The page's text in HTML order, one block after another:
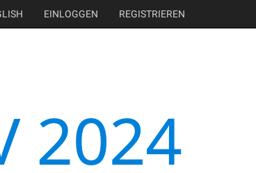
EINLOGGEN REGISTRIEREN